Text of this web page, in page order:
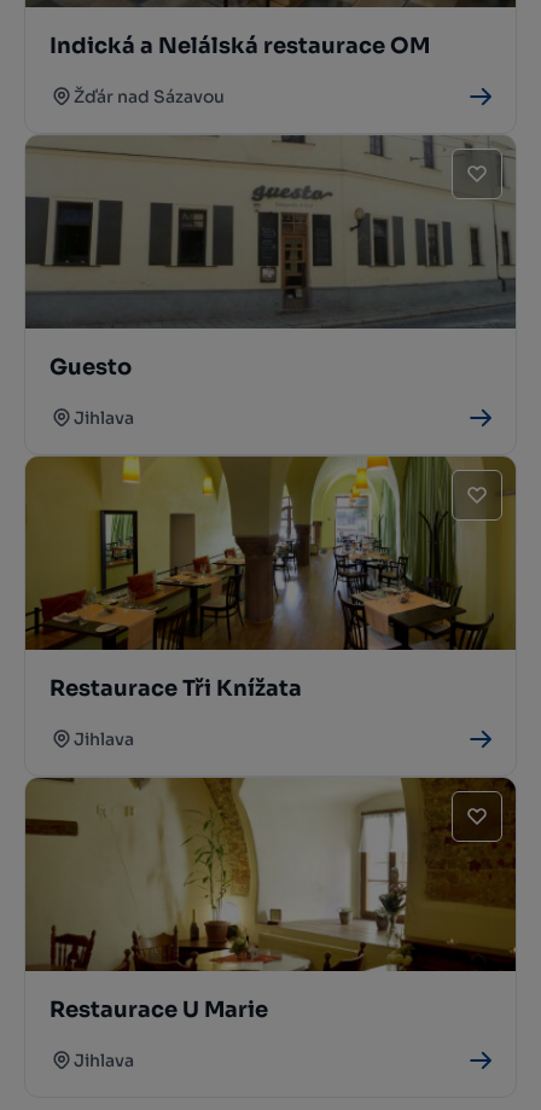
Indická a Nelálská restaurace OM
Žďár nad Sázavou
Guesto
Jihlava
Restaurace Tři Knížata
Jihlava
Restaurace U Marie
Jihlava